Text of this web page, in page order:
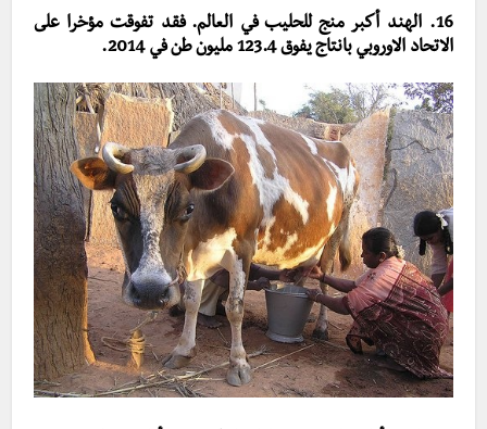
16. الهند أكبر منج للحليب في العالم. فقد تفوقت مؤخرا على
الاتحاد الاوروبي بانتاج يفوق 123.4 مليون طن في 2014.